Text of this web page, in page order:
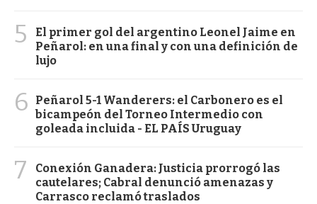
5
El primer gol del argentino Leonel Jaime en
Peñarol: en una final y con una definición de
lujo
6
Peñarol 5-1 Wanderers: el Carbonero es el
bicampeón del Torneo Intermedio con
goleada incluida - EL PAÍS Uruguay
7
Conexión Ganadera: Justicia prorrogó las
cautelares; Cabral denunció amenazas y
Carrasco reclamó traslados